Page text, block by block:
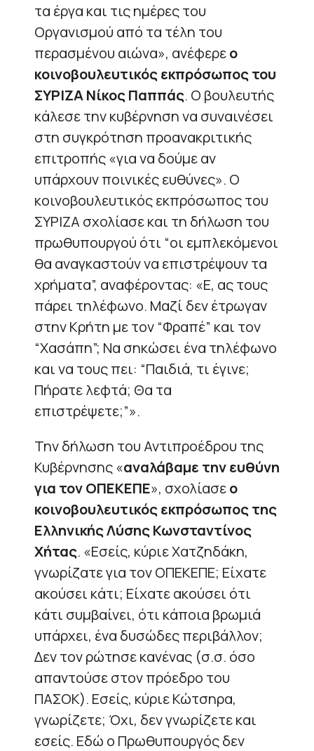
τα έργα και τις ημέρες του
Οργανισμού από τα τέλη του
περασμένου αιώνα», ανέφερεο
κοινοβουλευτικός εκπρόσωπος του
ΣΥΡΙΖΑ Νίκος Παππάς. Ο βουλευτής
κάλεσε την κυβέρνηση να συναινέσει
στη συγκρότηση προανακριτικής
επιτροπής «για να δούμε αν
υπάρχουν ποινικές ευθύνες». Ο
κοινοβουλευτικός εκπρόσωπος του
ΣΥΡΙΖΑ σχολίασε και τη δήλωση του
πρωθυπουργού ότι “οι εμπλεκόμενοι
θα αναγκαστούν να επιστρέψουν τα
χρήματα”, αναφέροντας: «Ε, ας τους
πάρει τηλέφωνο. Μαζί δεν έτρωγαν
στην Κρήτη με τον “Φραπέ” και τον
“Χασάπη”; Να σηκώσει ένα τηλέφωνο
και να τους πει: “Παιδιά, τι έγινε;
Πήρατε λεφτά; Θα τα
επιστρέψετε;”».
Την δήλωση του Αντιπροέδρου της
Κυβέρνησης «αναλάβαμε την ευθύνη
για τον ΟΠΕΚΕΠΕ», σχολίασεο
κοινοβουλευτικός εκπρόσωπος της
Ελληνικής Λύσης Κωνσταντίνος
Χήτας. «Εσείς, κύριε Χατζηδάκη,
γνωρίζατε για τον ΟΠΕΚΕΠΕ; Είχατε
ακούσει κάτι; Είχατε ακούσει ότι
κάτι συμβαίνει, ότι κάποια βρωμιά
υπάρχει, ένα δυσώδες περιβάλλον;
Δεν τον ρώτησε κανένας (σ.σ. όσο
απαντούσε στον πρόεδρο του
ΠΑΣΟΚ). Εσείς, κύριε Κώτσηρα,
γνωρίζετε; Όχι, δεν γνωρίζετε και
εσείς. Εδώ ο Πρωθυπουργός δεν